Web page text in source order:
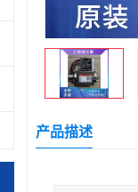
产品描述